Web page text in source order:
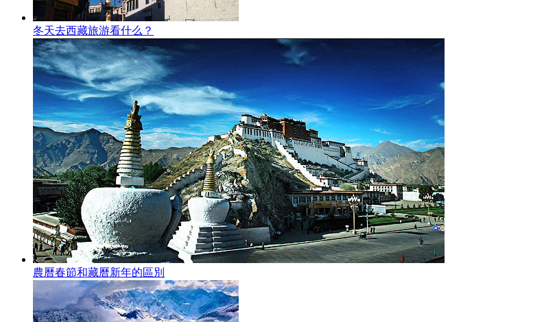
冬天去西藏旅游看什么？
農曆春節和藏曆新年的區別